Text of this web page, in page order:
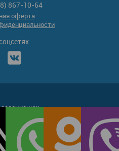
867-10-64
оферта